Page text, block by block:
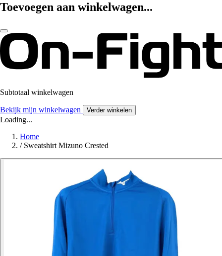
Toevoegen aan winkelwagen...
Subtotaal winkelwagen
Bekijk mijn winkelwagen Verder winkelen
Loading...
Home
/ Sweatshirt Mizuno Crested